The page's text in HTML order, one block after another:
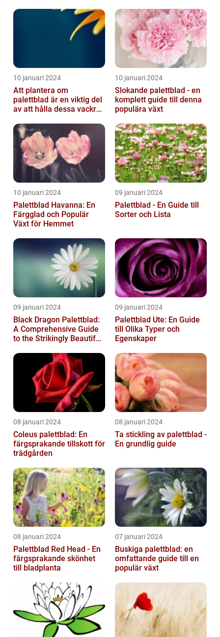
10 januari 2024
Att plantera om
palettblad är en viktig del
av att hålla dessa vackra
välmående...
10 januari 2024
Slokande palettblad - en
komplett guide till denna
populära växt
10 januari 2024
Palettblad Havanna: En
Färgglad och Populär
Växt för Hemmet
09 januari 2024
Palettblad - En Guide till
Sorter och Lista
09 januari 2024
Black Dragon Palettblad:
A Comprehensive Guide
to the Strikingly Beautiful
09 januari 2024
Palettblad Ute: En Guide
till Olika Typer och
Egenskaper
08 januari 2024
Coleus palettblad: En
färgsprakande tillskott för
trädgården
08 januari 2024
Ta stickling av palettblad -
En grundlig guide
08 januari 2024
Palettblad Red Head - En
färgsprakande skönhet
till bladplanta
07 januari 2024
Buskiga palettblad: en
omfattande guide till en
populär växt